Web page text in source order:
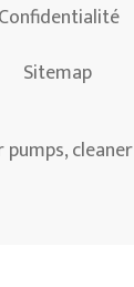
Sitemap